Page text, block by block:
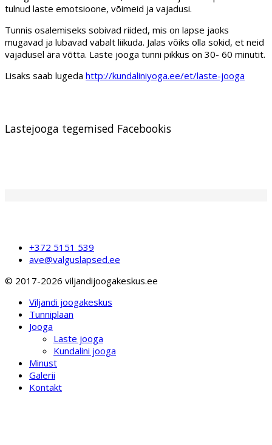
tulnud laste emotsioone, võimeid ja vajadusi.
Tunnis osalemiseks sobivad riided, mis on lapse jaoks
mugavad ja lubavad vabalt liikuda. Jalas võiks olla sokid, et neid
vajadusel ära võtta. Laste jooga tunni pikkus on 30- 60 minutit.
Lisaks saab lugeda http://kundaliniyoga.ee/et/laste-jooga
Lastejooga tegemised Facebookis
+372 5151 539
ave@valguslapsed.ee
© 2017-2026 viljandijoogakeskus.ee
Viljandi joogakeskus
Tunniplaan
Jooga
Laste jooga
Kundalini jooga
Minust
Galerii
Kontakt